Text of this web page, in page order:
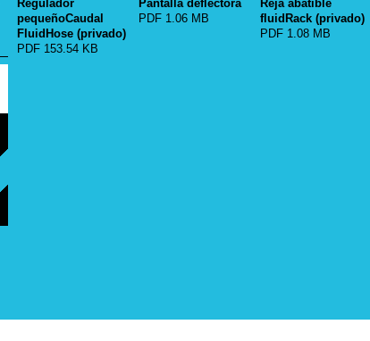
Regulador
pequeñoCaudal
FluidHose (privado)
PDF 153.54 KB
Pantalla deflectora
PDF 1.06 MB
Reja abatible
fluidRack (privado)
PDF 1.08 MB